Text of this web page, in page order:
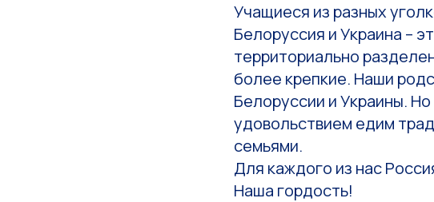
Учащиеся из разных
Белоруссия и Украина –
территориально
более крепкие. Наши
Белоруссии и Украины.
удовольствием едим
семьями.
Для каждого из нас
Наша гордость!